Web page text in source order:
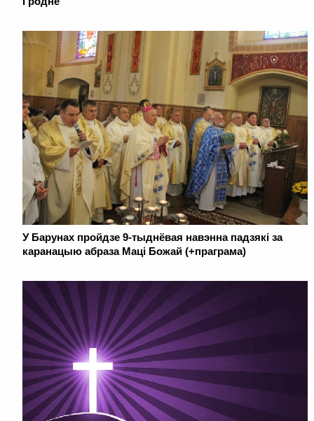
У Барунах пройдзе 9-тыднёвая навэнна падзякі за
каранацыю абраза Маці Божай (+праграма)